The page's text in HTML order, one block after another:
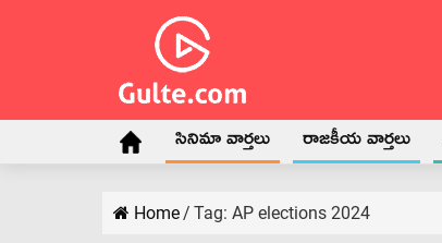
సినిమా వార్తలు రాజకీయ వార్తలు
Home/ Tag: AP elections 2024